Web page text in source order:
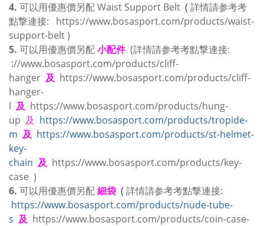
4. 可以用優惠價另配Waist Support Belt ( 詳情請参考考
點撃連接: https://www.bosasport.com/products/waist-
support-belt)
5. 可以用優惠價另配小配件 (詳情請参考考點撃連接:
://www.bosasport.com/products/cliff-
hanger 及 https://www.bosasport.com/products/cliff-
hanger-
l 及 https://www.bosasport.com/products/hung-
up 及 https://www.bosasport.com/products/tropide-
m 及 https://www.bosasport.com/products/st-helmet-
key-
chain 及 https://www.bosasport.com/products/key-
case )
6. 可以用優惠價另配細袋 ( 詳情請参考考點撃連接:
https://www.bosasport.com/products/nude-tube-
s 及 https://www.bosasport.com/products/coin-case-